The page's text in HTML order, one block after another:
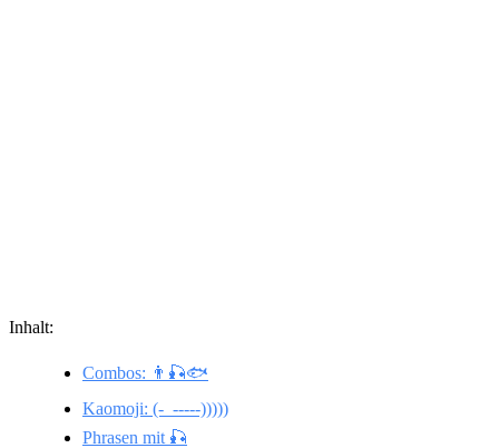
Inhalt:
Combos: 👨🎣🐟
Kaomoji: (-_-----)))))
Phrasen mit 🎣